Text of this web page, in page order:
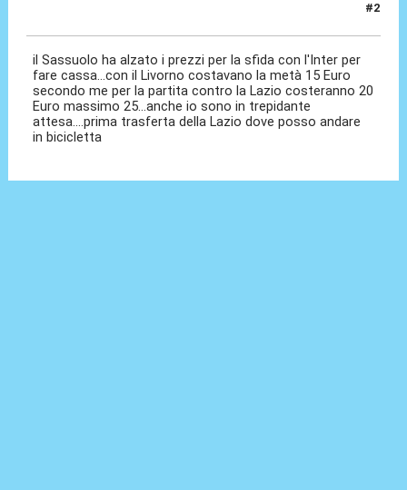
#2
il Sassuolo ha alzato i prezzi per la sfida con l'Inter per
fare cassa...con il Livorno costavano la metà 15 Euro
secondo me per la partita contro la Lazio costeranno 20
Euro massimo 25...anche io sono in trepidante
attesa....prima trasferta della Lazio dove posso andare
in bicicletta